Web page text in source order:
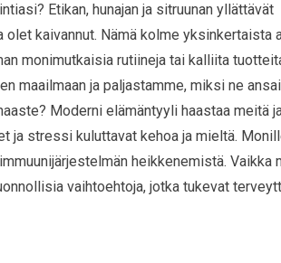
Etikan, hunajan ja sitruunan yllättävät
kaivannut. Nämä kolme yksinkertaista
monimutkaisia rutiineja tai kalliita
maailmaan ja paljastamme, miksi ne
Moderni elämäntyyli haastaa meitä
stressi kuluttavat kehoa ja mieltä.
heikkenemistä. Vaikka
vaihtoehtoja, jotka tukevat